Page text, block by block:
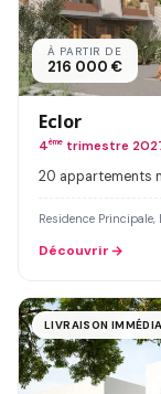
À PARTIR DE
216 000 €
Eclor
4ème trimestre
20 appartements
Residence Principale,
Découvrir
LIVRAISON